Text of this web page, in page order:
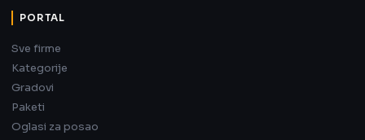
PORTAL
Sve firme
Kategorije
Gradovi
Paketi
Oglasi za posao